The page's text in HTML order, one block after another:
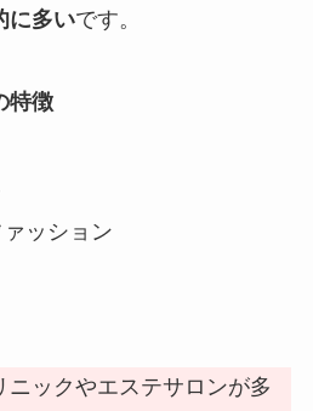
に多いです。
特徴
ッション
ニックやエステサロンが多